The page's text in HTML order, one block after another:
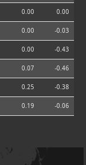
0.00 0.00
0.00 -0.03
0.00 -0.43
0.07 -0.46
0.25 -0.38
0.19 -0.06